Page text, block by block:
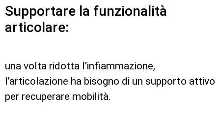
Supportare la funzionalità
articolare:
una volta ridotta l’infiammazione,
l’articolazione ha bisogno di un supporto attivo
per recuperare mobilità.